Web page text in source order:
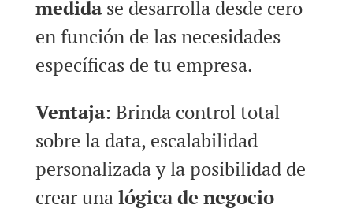
medidase desarrolla desde cero
en función de las necesidades
específicas de tu empresa.
Ventaja: Brinda control total
sobre la data, escalabilidad
personalizada y la posibilidad de
crear unalógica de negocio